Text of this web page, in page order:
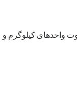
واحدهای کیلوگرم و